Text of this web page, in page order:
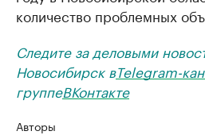
количество проблемных
Следите за деловыми
Новосибирск вTelegram-
группеВКонтакте
Авторы